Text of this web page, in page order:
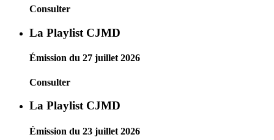
Consulter
La Playlist CJMD
Émission du 27 juillet 2026
Consulter
La Playlist CJMD
Émission du 23 juillet 2026